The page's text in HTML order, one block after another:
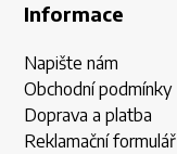
Informace
Napište nám
Obchodní podmínky
Doprava a platba
Reklamační formulář